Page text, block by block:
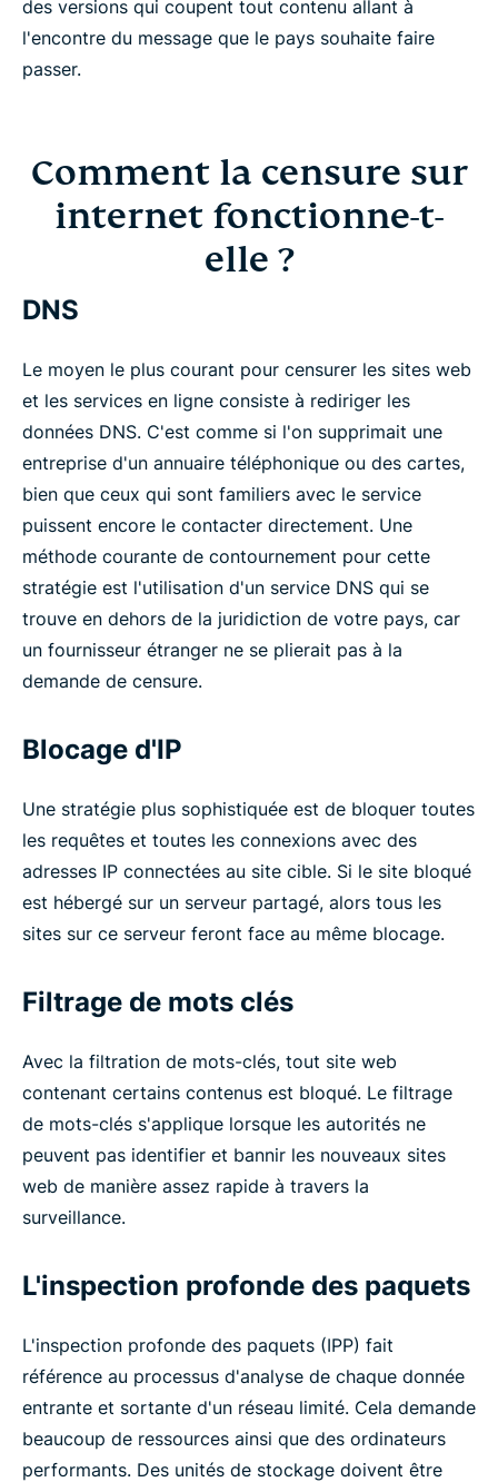
des versions qui coupent tout contenu allant à
l'encontre du message que le pays souhaite faire
passer.
Comment la censure sur
internet fonctionne-t-
elle ?
DNS
Le moyen le plus courant pour censurer les sites web
et les services en ligne consiste à rediriger les
données DNS. C'est comme si l'on supprimait une
entreprise d'un annuaire téléphonique ou des cartes,
bien que ceux qui sont familiers avec le service
puissent encore le contacter directement. Une
méthode courante de contournement pour cette
stratégie est l'utilisation d'un service DNS qui se
trouve en dehors de la juridiction de votre pays, car
un fournisseur étranger ne se plierait pas à la
demande de censure.
Blocage d'IP
Une stratégie plus sophistiquée est de bloquer toutes
les requêtes et toutes les connexions avec des
adresses IP connectées au site cible. Si le site bloqué
est hébergé sur un serveur partagé, alors tous les
sites sur ce serveur feront face au même blocage.
Filtrage de mots clés
Avec la filtration de mots-clés, tout site web
contenant certains contenus est bloqué. Le filtrage
de mots-clés s'applique lorsque les autorités ne
peuvent pas identifier et bannir les nouveaux sites
web de manière assez rapide à travers la
surveillance.
L'inspection profonde des paquets
L'inspection profonde des paquets (IPP) fait
référence au processus d'analyse de chaque donnée
entrante et sortante d'un réseau limité. Cela demande
beaucoup de ressources ainsi que des ordinateurs
performants. Des unités de stockage doivent être